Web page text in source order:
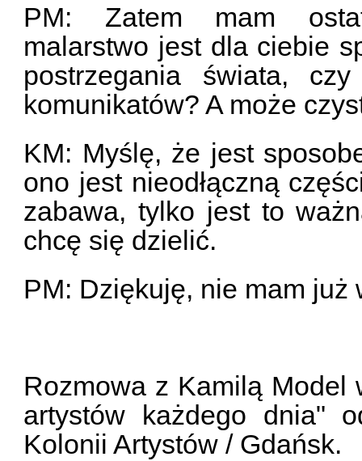
PM: Zatem mam
malarstwo jest dla ciebie
postrzegania świata,
komunikatów? A może
KM: Myślę, że jest
ono jest nieodłączną
zabawa, tylko jest to
chcę się dzielić.
PM: Dziękuję, nie mam już
Rozmowa z Kamilą Model
artystów każdego dnia"
Kolonii Artystów / Gdańsk.